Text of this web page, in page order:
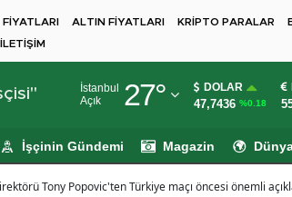
ALTIN FİYATLARI KRİPTO PARALAR
İLETİŞİM
İstanbul
Açık
27°
Adıyaman
Ağrı
DOLAR
47,7436 %0.18
İşçinin Gündemi Magazin
Tony Popovic'ten Türkiye maçı öncesi önemli